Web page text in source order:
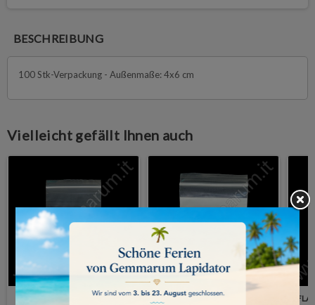
BESCHREIBUNG
100 Stk-Verpackung - Außenmaße: 4x6 cm
Vielleicht gefällt Ihnen auch
FLACHBEUTEL 6x8 cm mit 3
FLACHBEUTEL 10x15 cm mit